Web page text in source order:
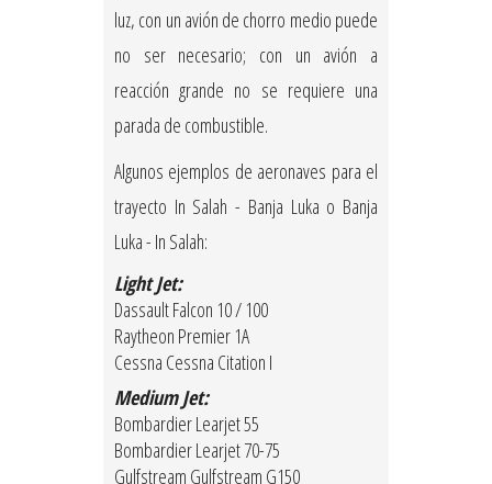
luz, con un avión de chorro medio puede
no ser necesario; con un avión a
reacción grande no se requiere una
parada de combustible.
Algunos ejemplos de aeronaves para el
trayecto In Salah - Banja Luka o Banja
Luka - In Salah:
Light Jet:
Dassault Falcon 10 / 100
Raytheon Premier 1A
Cessna Cessna Citation I
Medium Jet:
Bombardier Learjet 55
Bombardier Learjet 70-75
Gulfstream Gulfstream G150